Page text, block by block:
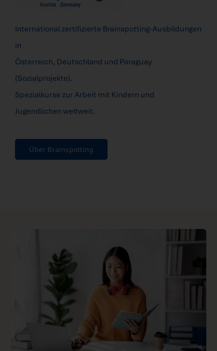
Fragen FAQ
Kontakt
Mein Account
International zertifizierte Brainspotting-Ausbildungen
in
Österreich, Deutschland und Paraguay
(Sozialprojekte).
Spezialkurse zur Arbeit mit Kindern und
Jugendlichen weltweit.
Über Brainspotting